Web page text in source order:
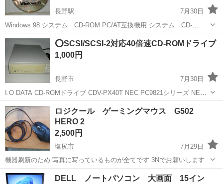
長野駅
7月30日
Windows 98 システム CD-ROM PC/AT互換機用 システム CD-
ROM 1枚のみ ソフトウエアーの為返品不可 自己責任で購入して下さ
い。 取引は長野市で手渡しのみの対応になります。
長野 長野市 パソコンソフト Windows 98
⭕SCSI/SCSI-2対応40倍速CD-ROMドライブ
1,000円
長野市
7月30日
I.O DATA CD-ROMドライブ CDV-PX40T NEC PC9821シリーズ NEC
PC98-NXシリーズ DOS/Vマシン PCとの接続方式：SCSI SCSI環境の
ケーブルが無いため動作未確認...
長野 長野市 周辺機器 SCSI
ロジクール ゲーミングマウス G502
HERO 2
2,500円
塩尻市
7月29日
機器刷新のため 写真に写っているものが全てです 3Nでお願いします
長野 塩尻市 周辺機器
DELL ノートパソコン 大画面 15イン